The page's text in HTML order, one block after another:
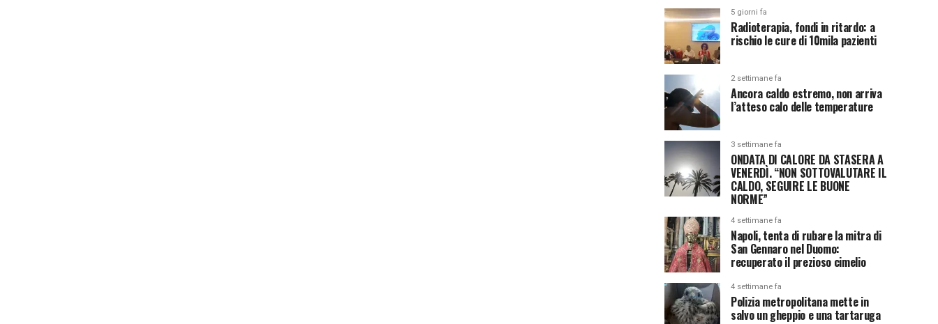
5 giorni fa
Radioterapia, fondi in ritardo: a
rischio le cure di 10mila pazienti
2 settimane fa
Ancora caldo estremo, non arriva
l’atteso calo delle temperature
3 settimane fa
ONDATA DI CALORE DA STASERA A
VENERDÌ. “NON SOTTOVALUTARE IL
CALDO, SEGUIRE LE BUONE
NORME”
4 settimane fa
Napoli, tenta di rubare la mitra di
San Gennaro nel Duomo:
recuperato il prezioso cimelio
4 settimane fa
Polizia metropolitana mette in
salvo un gheppio e una tartaruga